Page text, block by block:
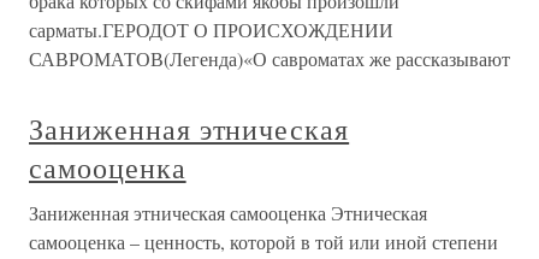
сарматы.ГЕРОДОТ О ПРОИСХОЖДЕНИИ
САВРОМАТОВ(Легенда)«О савроматах же рассказывают
Заниженная этническая
самооценка
Заниженная этническая самооценка Этническая
самооценка – ценность, которой в той или иной степени